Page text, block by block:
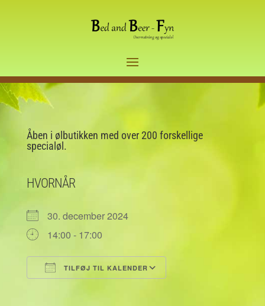
Åben i ølbutikken med over 200 forskellige
specialøl.
HVORNÅR
30. december 2024
14:00 - 17:00
TILFØJ TIL KALENDER